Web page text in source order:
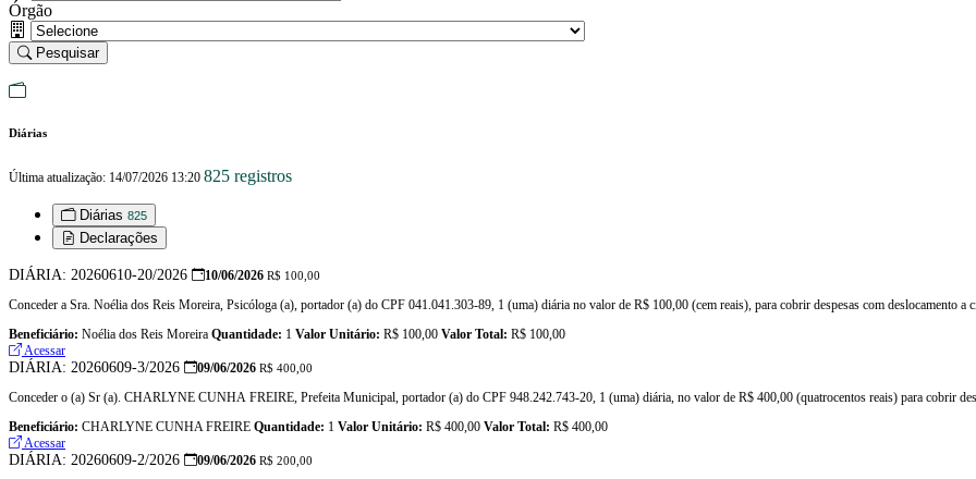
Órgão
Pesquisar
Diárias
Última atualização: 14/07/2026 13:20 825 registros
Diárias 825
Declarações
DIÁRIA: 20260610-20/2026 10/06/2026 R$ 100,00
Conceder a Sra. Noélia dos Reis Moreira, Psicóloga (a), portador (a) do CPF 041.041.303-89, 1 (uma) diária no valor de R$ 100,00 (cem reais), para cobrir despesas com deslocamento a
Beneficiário: Noélia dos Reis Moreira Quantidade: 1 Valor Unitário: R$ 100,00 Valor Total: R$ 100,00
Acessar
DIÁRIA: 20260609-3/2026 09/06/2026 R$ 400,00
Conceder o (a) Sr (a). CHARLYNE CUNHA FREIRE, Prefeita Municipal, portador (a) do CPF 948.242.743-20, 1 (uma) diária, no valor de R$ 400,00 (quatrocentos reais) para cobrir
Beneficiário: CHARLYNE CUNHA FREIRE Quantidade: 1 Valor Unitário: R$ 400,00 Valor Total: R$ 400,00
Acessar
DIÁRIA: 20260609-2/2026 09/06/2026 R$ 200,00